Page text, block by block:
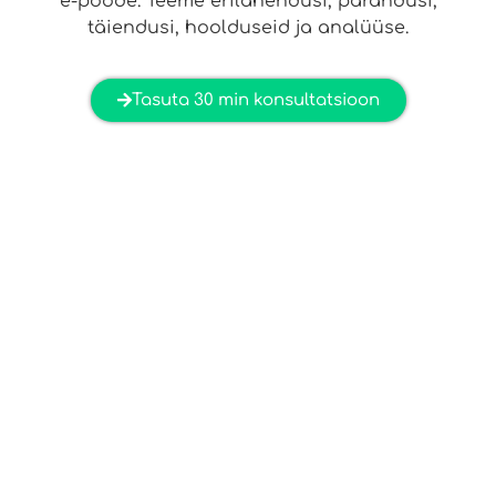
täiendusi, hoolduseid ja analüüse.
Tasuta 30 min konsultatsioon